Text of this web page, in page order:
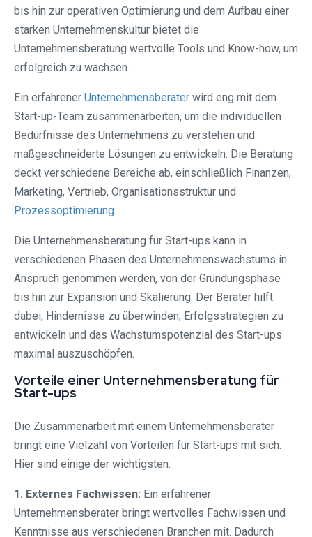
bis hin zur operativen Optimierung und dem Aufbau einer
starken Unternehmenskultur bietet die
Unternehmensberatung wertvolle Tools und Know-how, um
erfolgreich zu wachsen.
Ein erfahrener Unternehmensberater wird eng mit dem
Start-up-Team zusammenarbeiten, um die individuellen
Bedürfnisse des Unternehmens zu verstehen und
maßgeschneiderte Lösungen zu entwickeln. Die Beratung
deckt verschiedene Bereiche ab, einschließlich Finanzen,
Marketing, Vertrieb, Organisationsstruktur und
Prozessoptimierung.
Die Unternehmensberatung für Start-ups kann in
verschiedenen Phasen des Unternehmenswachstums in
Anspruch genommen werden, von der Gründungsphase
bis hin zur Expansion und Skalierung. Der Berater hilft
dabei, Hindernisse zu überwinden, Erfolgsstrategien zu
entwickeln und das Wachstumspotenzial des Start-ups
maximal auszuschöpfen.
Vorteile einer Unternehmensberatung für
Start-ups
Die Zusammenarbeit mit einem Unternehmensberater
bringt eine Vielzahl von Vorteilen für Start-ups mit sich.
Hier sind einige der wichtigsten:
1. Externes Fachwissen: Ein erfahrener
Unternehmensberater bringt wertvolles Fachwissen und
Kenntnisse aus verschiedenen Branchen mit. Dadurch